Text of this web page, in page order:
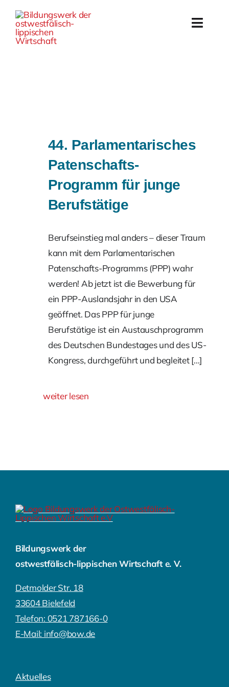
content
Suche
Nach:
44. Parlamentarisches
Patenschafts-
Programm für junge
Berufstätige
Berufseinstieg mal anders – dieser Traum
kann mit dem Parlamentarischen
Patenschafts-Programms (PPP) wahr
werden! Ab jetzt ist die Bewerbung für
ein PPP-Auslandsjahr in den USA
geöffnet. Das PPP für junge
Berufstätige ist ein Austauschprogramm
des Deutschen Bundestages und des US-
Kongress, durchgeführt und begleitet [...]
weiter lesen
Bildungswerk der
ostwestfälisch-lippischen Wirtschaft e. V.
Detmolder Str. 18
33604 Bielefeld
Telefon: 0521 787166-0
E-Mail: info@bow.de
Aktuelles